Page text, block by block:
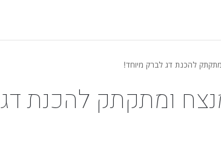
להכנת דג לברק מיוחד!
ומתקתק להכנת דג